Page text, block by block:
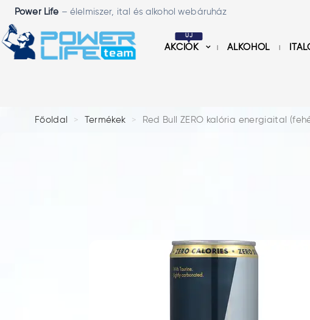
Power Life – élelmiszer, ital és alkohol webáruház
ÚJ
AKCIÓK ALKOHOL
Főoldal Termékek Red Bull ZERO kalória energiaital